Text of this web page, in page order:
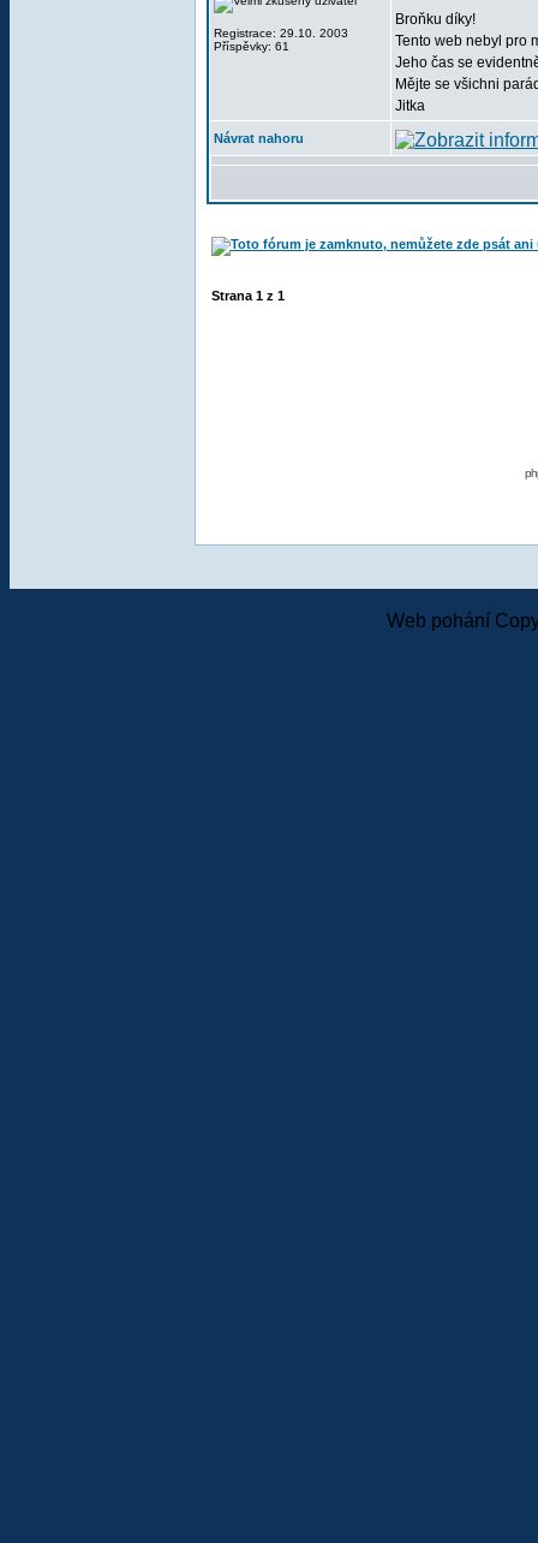
Registrace: 29.10. 2003
Příspěvky: 61
Broňku díky!
Tento web nebyl pro
Jeho čas se
Mějte se všichni
Jitka
Návrat nahoru
Strana 1 z 1
Web pohání